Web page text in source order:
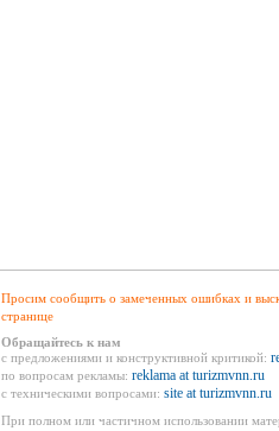
Просим сообщить о замеченных ошибках и
странице
Обращайтесь к нам
с предложениями и конструктивной критикой:
по вопросам рекламы: reklama at turizmvnn.ru
с техническими вопросами: site at turizmvnn.ru
При полном или частичном использовании